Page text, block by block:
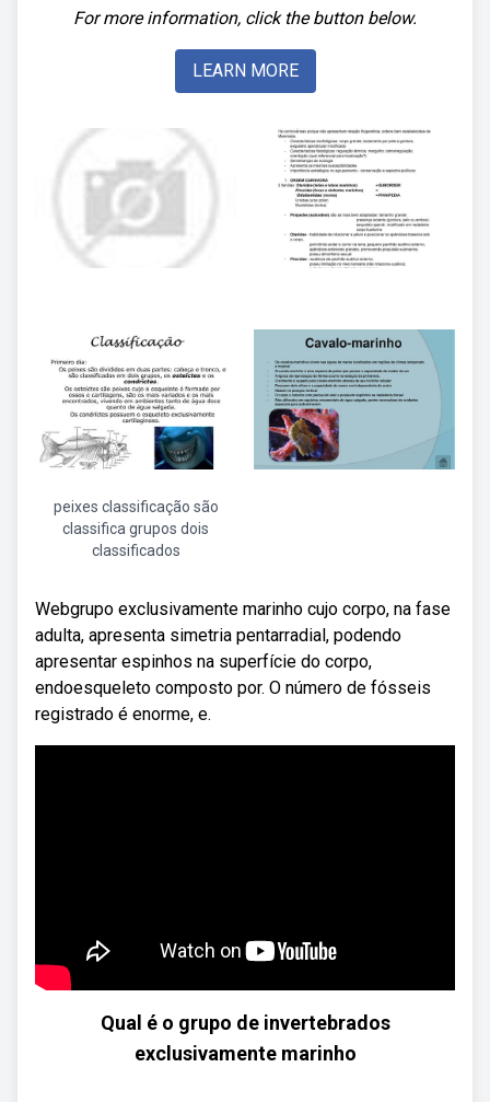
For more information, click the button below.
LEARN MORE
peixes classificação são
classifica grupos dois
classificados
Webgrupo exclusivamente marinho cujo corpo, na fase
adulta, apresenta simetria pentarradial, podendo
apresentar espinhos na superfície do corpo,
endoesqueleto composto por. O número de fósseis
registrado é enorme, e.
Qual é o grupo de invertebrados
exclusivamente marinho